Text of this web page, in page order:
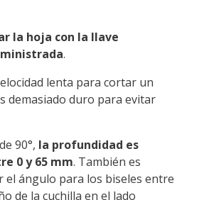
la hoja con la llave
.
lenta para cortar un
demasiado duro para evitar
90°, la profundidad es
0 y 65 mm. También es
el ángulo para los biseles entre
de la cuchilla en el lado